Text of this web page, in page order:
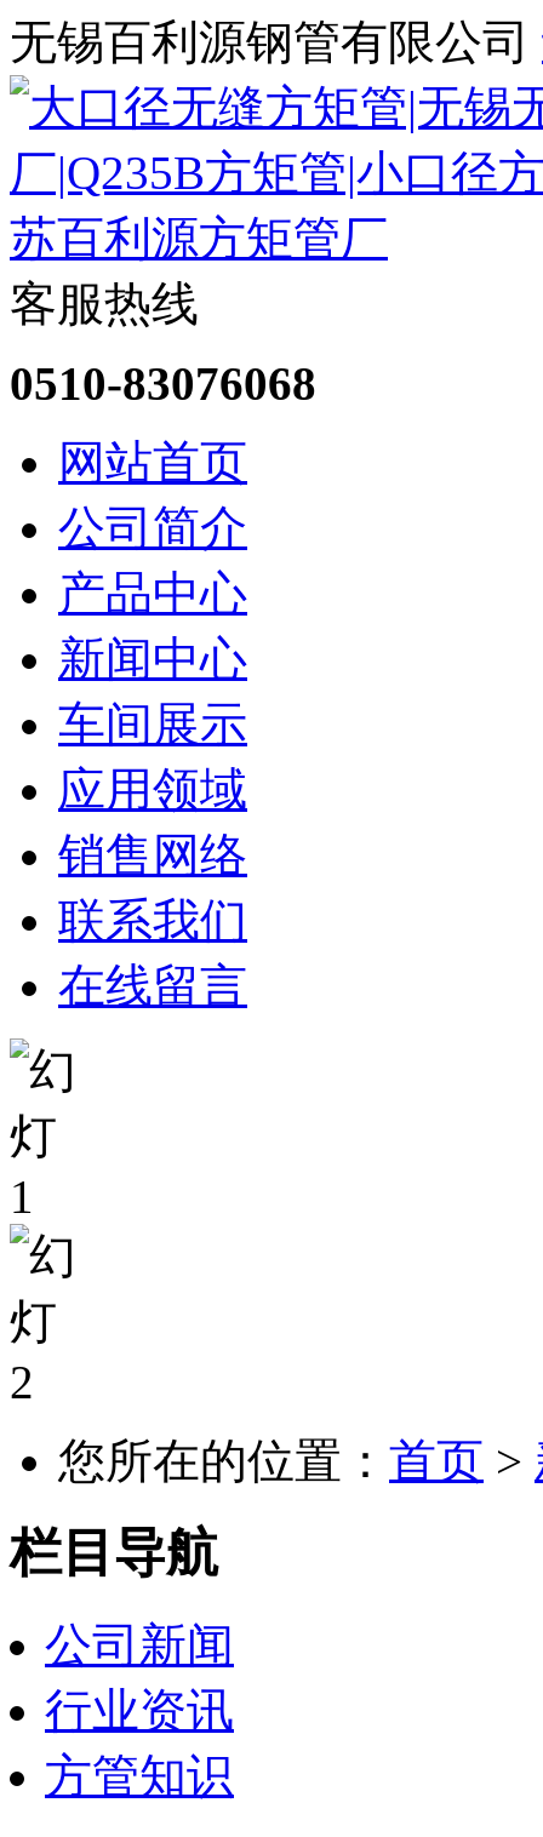
无锡百利源钢管有限公司
客服热线
0510-83076068
网站首页
公司简介
产品中心
新闻中心
车间展示
应用领域
销售网络
联系我们
在线留言
您所在的位置： 首页 >
栏目导航
公司新闻
行业资讯
方管知识